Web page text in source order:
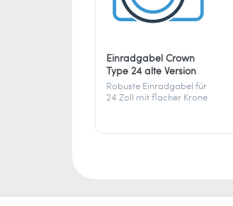
Einradgabel Crown
Type 24 alte Version
Robuste Einradgabel für
24 Zoll mit flacher Krone
Austausch älterer